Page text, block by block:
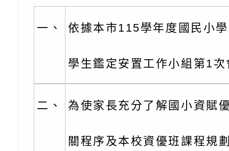
緒學習知能研習」
字稿及LCD託播影片
函轉有關本府新聞處
6月交通安全宣導標
份及道安宣導影像素
有關「115年各賣場
設置防災(颱)專區」
信誼基金會於6／27
【打噴嚏、流鼻水、
0-8歲抗過敏照護指
童過敏免疫專家 林
檢送桃園市政府LED
字稿及LCD託播影片
檢送桃園市政府家庭
「小桃家6月課程資
檢送桃園市政府LED
一、 依據本市115學年度國民小
學生鑑定安置工作小組第1
二、 為使家長充分了解國小資賦
關程序及本校資優班課程規